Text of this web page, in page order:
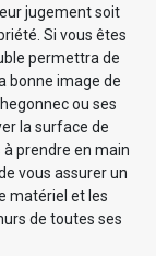
jugement soit
Si vous êtes
permettra de
bonne image de
ou ses
la surface de
prendre en main
vous assurer un
matériel et les
de toutes ses